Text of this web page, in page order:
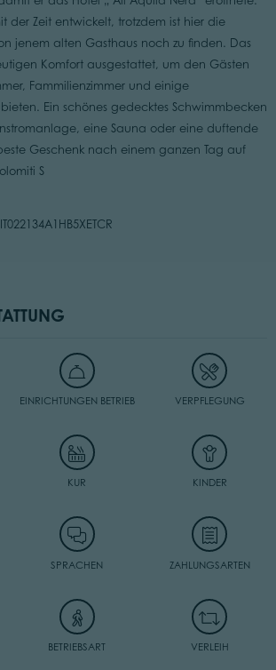
der Zeit entwickelt, trotzdem ist hier die
jenem alten Gasthaus noch zu finden. Das
Komfort ausgestattet, um den Gästen
Fammilienzimmer und einige
Ein schönes gedecktes Schwimmbecken
eine Sauna oder eine duftende
Geschenk nach einem ganzen Tag auf
S
EINRICHTUNGEN BETRIEB VERPFLEGUNG
KUR KINDER
SPRACHEN ZAHLUNGSARTEN
BETRIEBSART VERLEIH